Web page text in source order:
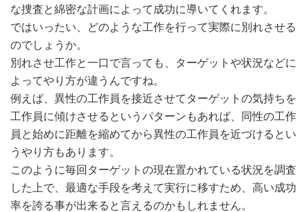
な捜査と綿密な計画によって成功に導いてくれます。
ではいったい、どのような工作を行って実際に別れさせる
のでしょうか。
別れさせ工作と一口で言っても、ターゲットや状況などに
よってやり方が違うんですね。
例えば、異性の工作員を接近させてターゲットの気持ちを
工作員に傾けさせるというパターンもあれば、同性の工作
員と始めに距離を縮めてから異性の工作員を近づけるとい
うやり方もあります。
このように毎回ターゲットの現在置かれている状況を調査
した上で、最適な手段を考えて実行に移すため、高い成功
率を誇る事が出来ると言えるのかもしれません。